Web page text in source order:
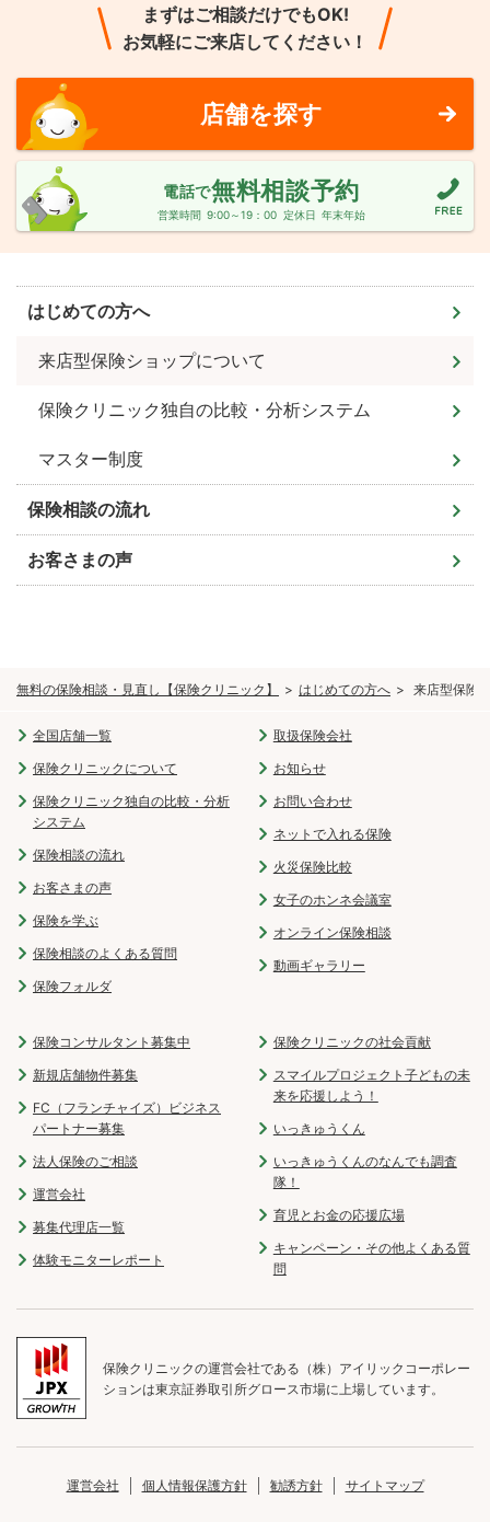
無料の保険相談・見直し【保険クリニック】 はじめての方へ 来店型保険
まずはご相談だけでもOK!
お気軽にご来店してください！
店舗を探す
電話で無料相談予約
営業時間 9:00～19：00 定休日 年末年始
はじめての方へ
来店型保険ショップについて
保険クリニック独自の比較・分析システム
マスター制度
保険相談の流れ
お客さまの声
全国店舗一覧
保険クリニックについて
保険クリニック独自の比較・分析
システム
保険相談の流れ
お客さまの声
保険を学ぶ
保険相談のよくある質問
保険フォルダ
取扱保険会社
お知らせ
お問い合わせ
ネットで入れる保険
火災保険比較
女子のホンネ会議室
オンライン保険相談
動画ギャラリー
保険コンサルタント募集中
新規店舗物件募集
FC（フランチャイズ）ビジネス
パートナー募集
法人保険のご相談
運営会社
募集代理店一覧
体験モニターレポート
保険クリニックの社会貢献
スマイルプロジェクト子どもの未
来を応援しよう！
いっきゅうくん
いっきゅうくんのなんでも調査
隊！
育児とお金の応援広場
キャンペーン・その他よくある質
問
保険クリニックの運営会社である（株）アイリックコーポレー
ションは東京証券取引所グロース市場に上場しています。
運営会社 個人情報保護方針 勧誘方針 サイトマップ